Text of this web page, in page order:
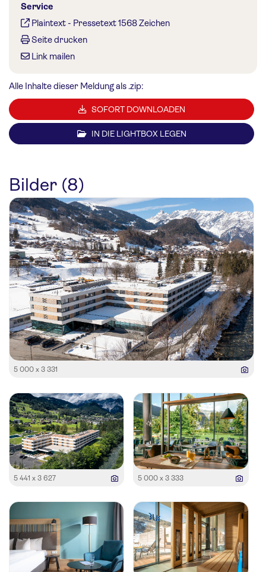
Service
Plaintext- Pressetext 1568 Zeichen
Seite drucken
Link mailen
Alle Inhalte dieser Meldung als .zip:
SOFORT DOWNLOADEN
IN DIE LIGHTBOX LEGEN
Bilder (8)
5 000 x 3 331
5 441 x 3 627 5 000 x 3 333